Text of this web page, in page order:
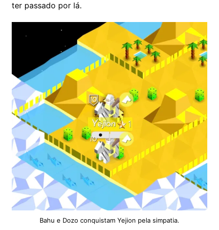
ter passado por lá.
Bahu e Dozo conquistam Yejion pela simpatia.